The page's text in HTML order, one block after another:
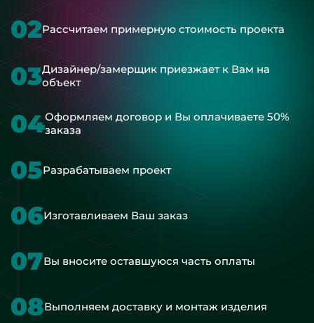
02Рассчитаем примерную стоимость проекта
03Дизайнер/замерщик приезжает к Вам на
объект
04Оформляем договор и Вы оплачиваете 50%
заказа
05Разрабатываем проект
06Изготавливаем Ваш заказ
07Вы вносите оставшуюся часть оплаты
08Выполняем доставку и монтаж изделия